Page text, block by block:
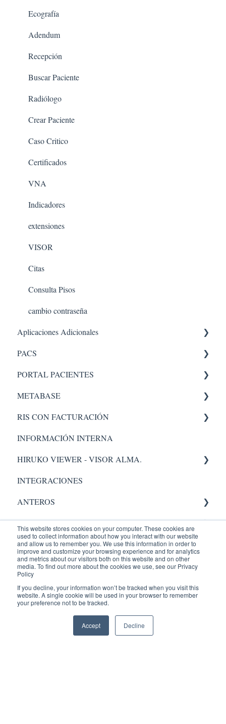
This website stores cookies on your computer. These cookies are
used to collect information about how you interact with our website
and allow us to remember you. We use this information in order to
improve and customize your browsing experience and for analytics
and metrics about our visitors both on this website and on other
media. To find out more about the cookies we use, see our Privacy
Policy
If you decline, your information won’t be tracked when you visit this
website. A single cookie will be used in your browser to remember
your preference not to be tracked.
Accept Decline
Ecografía
Adendum
Recepción
Buscar Paciente
Radiólogo
Crear Paciente
Caso Critico
Certificados
VNA
Indicadores
extensiones
VISOR
Citas
Consulta Pisos
cambio contraseña
Aplicaciones Adicionales
Aplicaciones internas
PACS
PACS 5
Administrador
Pacs
PORTAL PACIENTES
Administración - portal
METABASE
Metabase
Administrador
RIS CON FACTURACIÓN
Facturacion
Administración
INFORMACIÓN INTERNA
HIRUKO VIEWER - VISOR ALMA.
Visor Alma
INTEGRACIONES
ANTEROS
Administrador
AIC
Validación.
Administrador
PACS
Recepción
RADIOLOGY
Equipos Médicos
Entrenamientos
ENTRENAMIENTOS AQUILA
PACIENTES
Portal Paciente
Reconocimiento de Voz